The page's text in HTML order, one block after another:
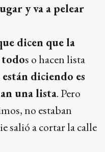
y va a pelear
dicen que la
todos o hacen lista
diciendo es
una lista. Pero
no estaban
salió a cortar la calle